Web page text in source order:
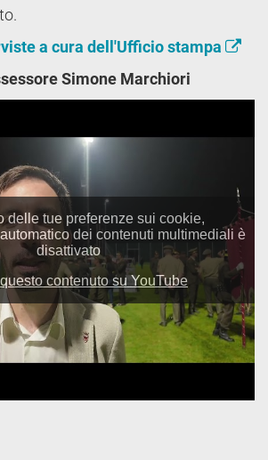
a cura dell'Ufficio stampa
Simone Marchiori